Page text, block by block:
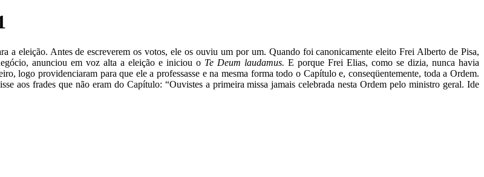
a eleição. Antes de escreverem os votos, ele os ouviu um por um. Quando foi canonicamente eleito Frei Alberto de Pisa,
anunciou em voz alta a eleição e iniciou o Te Deum laudamus. E porque Frei Elias, como se dizia, nunca havia
logo providenciaram para que ele a professasse e na mesma forma todo o Capítulo e, conseqüentemente, toda a Ordem.
aos frades que não eram do Capítulo: “Ouvistes a primeira missa jamais celebrada nesta Ordem pelo ministro geral. Ide